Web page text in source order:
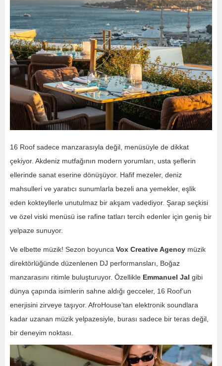
16 Roof sadece manzarasıyla değil, menüsüyle de dikkat
çekiyor. Akdeniz mutfağının modern yorumları, usta şeflerin
ellerinde sanat eserine dönüşüyor. Hafif mezeler, deniz
mahsulleri ve yaratıcı sunumlarla bezeli ana yemekler, eşlik
eden kokteyllerle unutulmaz bir akşam vadediyor. Şarap seçkisi
ve özel viski menüsü ise rafine tatları tercih edenler için geniş bir
yelpaze sunuyor.
Ve elbette müzik! Sezon boyunca Vox Creative Agency müzik
direktörlüğünde düzenlenen DJ performansları, Boğaz
manzarasını ritimle buluşturuyor. Özellikle Emmanuel Jal gibi
dünya çapında isimlerin sahne aldığı gecceler, 16 Roof’un
enerjisini zirveye taşıyor. AfroHouse’tan elektronik soundlara
kadar uzanan müzik yelpazesiyle, burası sadece bir teras değil,
bir deneyim noktası.